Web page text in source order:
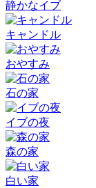
静かなイブ
キャンドル
おやすみ
石の家
イブの夜
森の家
白い家